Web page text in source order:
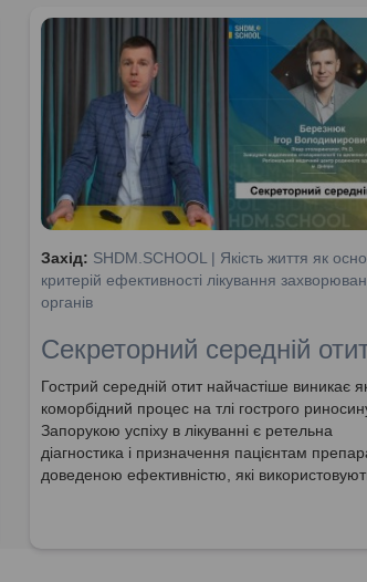
Захід: SHDM.SCHOOL | Якість життя як
критерій ефективності лікування
органів
Секреторний середній
Гострий середній отит найчастіше виникає
коморбідний процес на тлі гострого
Запорукою успіху в лікуванні є ретельна
діагностика і призначення пацієнтам
доведеною ефективністю, які